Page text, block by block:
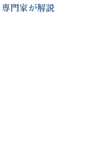
門家が解説